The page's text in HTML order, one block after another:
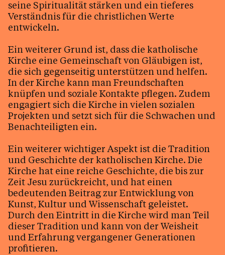
seine Spiritualität stärken und ein tieferes
Verständnis für die christlichen Werte
entwickeln.
Ein weiterer Grund ist, dass die katholische
Kirche eine Gemeinschaft von Gläubigen ist,
die sich gegenseitig unterstützen und helfen.
In der Kirche kann man Freundschaften
knüpfen und soziale Kontakte pflegen. Zudem
engagiert sich die Kirche in vielen sozialen
Projekten und setzt sich für die Schwachen und
Benachteiligten ein.
Ein weiterer wichtiger Aspekt ist die Tradition
und Geschichte der katholischen Kirche. Die
Kirche hat eine reiche Geschichte, die bis zur
Zeit Jesu zurückreicht, und hat einen
bedeutenden Beitrag zur Entwicklung von
Kunst, Kultur und Wissenschaft geleistet.
Durch den Eintritt in die Kirche wird man Teil
dieser Tradition und kann von der Weisheit
und Erfahrung vergangener Generationen
profitieren.